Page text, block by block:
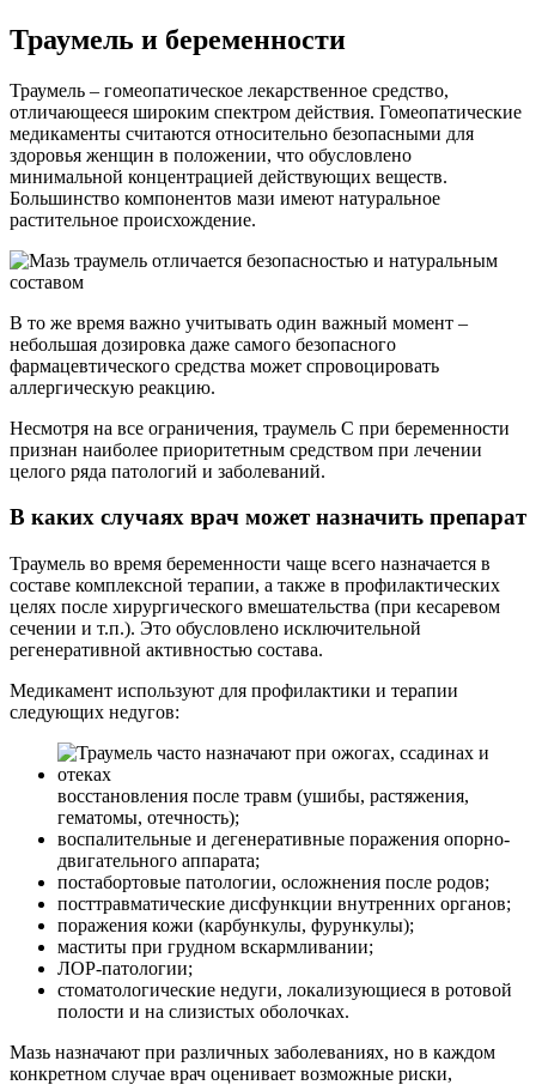
Траумель и беременности
Траумель – гомеопатическое лекарственное средство,
отличающееся широким спектром действия. Гомеопатические
медикаменты считаются относительно безопасными для
здоровья женщин в положении, что обусловлено
минимальной концентрацией действующих веществ.
Большинство компонентов мази имеют натуральное
растительное происхождение.
В то же время важно учитывать один важный момент –
небольшая дозировка даже самого безопасного
фармацевтического средства может спровоцировать
аллергическую реакцию.
Несмотря на все ограничения, траумель С при беременности
признан наиболее приоритетным средством при лечении
целого ряда патологий и заболеваний.
В каких случаях врач может назначить препарат
Траумель во время беременности чаще всего назначается в
составе комплексной терапии, а также в профилактических
целях после хирургического вмешательства (при кесаревом
сечении и т.п.). Это обусловлено исключительной
регенеративной активностью состава.
Медикамент используют для профилактики и терапии
следующих недугов:
восстановления после травм (ушибы, растяжения,
гематомы, отечность);
воспалительные и дегенеративные поражения опорно-
двигательного аппарата;
постабортовые патологии, осложнения после родов;
посттравматические дисфункции внутренних органов;
поражения кожи (карбункулы, фурункулы);
маститы при грудном вскармливании;
ЛОР-патологии;
стоматологические недуги, локализующиеся в ротовой
полости и на слизистых оболочках.
Мазь назначают при различных заболеваниях, но в каждом
конкретном случае врач оценивает возможные риски,